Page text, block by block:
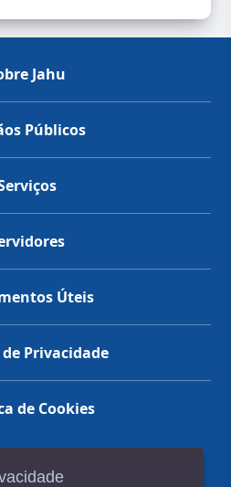
Jahu
Públicos
Úteis
Privacidade
de Cookies